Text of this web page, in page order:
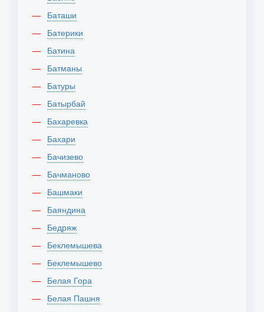
Баташи
Батерики
Батина
Батманы
Батуры
Батырбай
Бахаревка
Бахари
Бачизево
Бачманово
Башмаки
Баяндина
Бедряж
Беклемышева
Беклемышево
Белая Гора
Белая Пашня